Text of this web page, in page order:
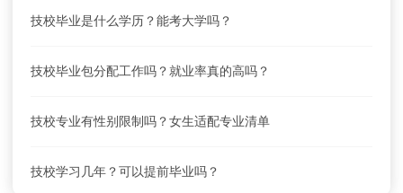
技校毕业是什么学历？能考大学吗？
技校毕业包分配工作吗？就业率真的高吗？
技校专业有性别限制吗？女生适配专业清单
技校学习几年？可以提前毕业吗？